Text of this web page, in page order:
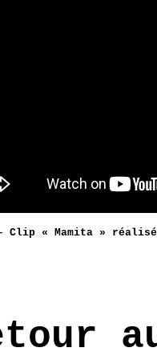
Clip « Mamita »